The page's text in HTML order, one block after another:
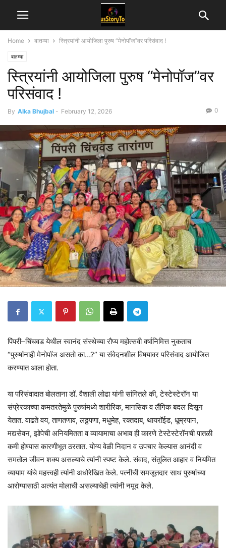
Home बातम्या स्त्रियांनी आयोजिला पुरुष “मेनोपॉज”वर परिसंवाद !
बातम्या
स्त्रियांनी आयोजिला पुरुष “मेनोपॉज”वर
परिसंवाद !
By Alka Bhujbal - February 12, 2026 0
पिंपरी–चिंचवड येथील स्वानंद संस्थेच्या रौप्य महोत्सवी वर्षानिमित्त नुकताच
“पुरुषांनाही मेनोपॉज असतो का…?” या संवेदनशील विषयावर परिसंवाद आयोजित
करण्यात आला होता.
या परिसंवादात बोलताना डॉ. वैशाली लोढा यांनी सांगितले की, टेस्टेस्टेरॉन या
संप्रेरकाच्या कमतरतेमुळे पुरुषांमध्ये शारीरिक, मानसिक व लैंगिक बदल दिसून
येतात. वाढते वय, ताणतणाव, लठ्ठपणा, मधुमेह, रक्तदाब, थायरॉईड, धूम्रपान,
मद्यसेवन, झोपेची अनियमितता व व्यायामाचा अभाव ही कारणे टेस्टेस्टेरॉनची पातळी
कमी होण्यास कारणीभूत ठरतात. योग्य वेळी निदान व उपचार केल्यास आनंदी व
समतोल जीवन शक्य असल्याचे त्यांनी स्पष्ट केले. संवाद, संतुलित आहार व नियमित
व्यायाम यांचे महत्त्वही त्यांनी अधोरेखित केले. पत्नीची समजूतदार साथ पुरुषांच्या
आरोग्यासाठी अत्यंत मोलाची असल्याचेही त्यांनी नमूद केले.